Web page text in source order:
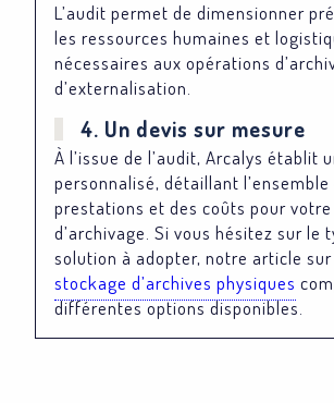
L’audit permet de dimensionner
les ressources humaines et
nécessaires aux opérations
d’externalisation.
4. Un devis sur mesure
À l’issue de l’audit, Arcalys établit
personnalisé, détaillant l’ensemble
prestations et des coûts pour
d’archivage. Si vous hésitez sur le
solution à adopter, notre article sur
stockage d’archives physiques
différentes options disponibles.